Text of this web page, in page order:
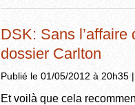
DSK: Sans
dossier Carlton
Publié le 01/05/2012 à 20h35 |
Et voilà que cela